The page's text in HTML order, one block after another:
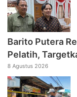
Barito Putera
Pelatih,
8 Agustus 2026